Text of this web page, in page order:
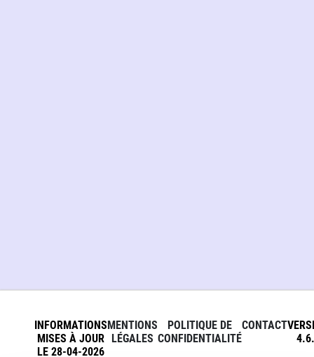
INFORMATIONS
MISES À JOUR
LE 28-04-2026
MENTIONS
LÉGALES
POLITIQUE DE
CONFIDENTIALITÉ
CONTACT